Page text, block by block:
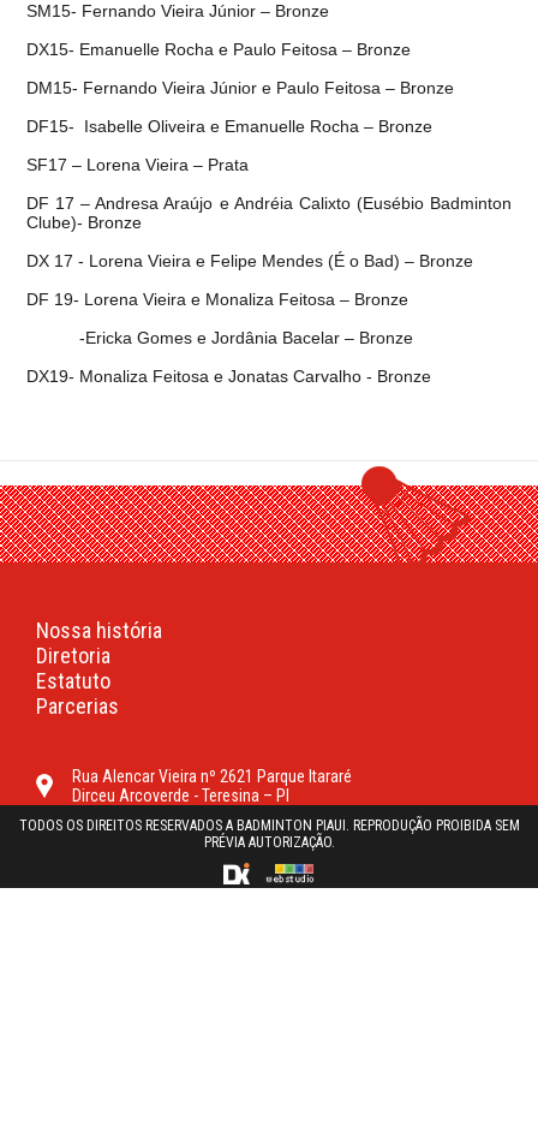
SM15- Fernando Vieira Júnior – Bronze
DX15- Emanuelle Rocha e Paulo Feitosa – Bronze
DM15- Fernando Vieira Júnior e Paulo Feitosa – Bronze
DF15- Isabelle Oliveira e Emanuelle Rocha – Bronze
SF17 – Lorena Vieira – Prata
DF 17 – Andresa Araújo e Andréia Calixto (Eusébio Badminton
Clube)- Bronze
DX 17 - Lorena Vieira e Felipe Mendes (É o Bad) – Bronze
DF 19- Lorena Vieira e Monaliza Feitosa – Bronze
-Ericka Gomes e Jordânia Bacelar – Bronze
DX19- Monaliza Feitosa e Jonatas Carvalho - Bronze
Nossa história
Diretoria
Estatuto
Parcerias
Rua Alencar Vieira nº 2621 Parque Itararé
Dirceu Arcoverde - Teresina – PI
TODOS OS DIREITOS RESERVADOS A BADMINTON PIAUI. REPRODUÇÃO PROIBIDA SEM
PRÉVIA AUTORIZAÇÃO.